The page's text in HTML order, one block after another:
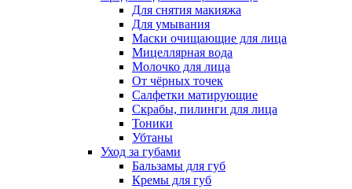
Для снятия макияжа
Для умывания
Маски очищающие для лица
Мицеллярная вода
Молочко для лица
От чёрных точек
Салфетки матирующие
Скрабы, пилинги для лица
Тоники
Убтаны
Уход за губами
Бальзамы для губ
Кремы для губ